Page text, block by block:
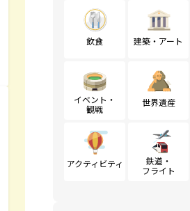
飲食 建築・アート
イベント・
観戦
世界遺産
アクティビティ
鉄道・
フライト